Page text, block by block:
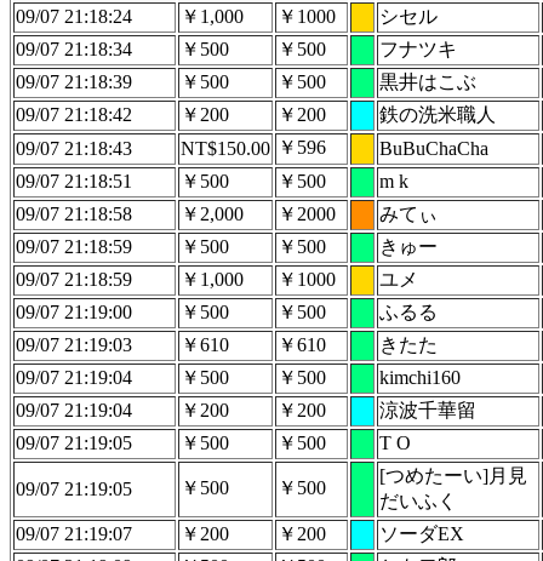
09/07 21:18:24
￥1,000 ￥1000
シセル
09/07 21:18:34
￥500 ￥500
フナツキ
09/07 21:18:39
￥500 ￥500
黒井はこぶ
09/07 21:18:42
￥200 ￥200
鉄の洗米職人
09/07 21:18:43
NT$150.00 ￥596
BuBuChaCha
09/07 21:18:51
￥500 ￥500
m k
09/07 21:18:58
￥2,000 ￥2000
みてぃ
09/07 21:18:59
￥500 ￥500
きゅー
09/07 21:18:59
￥1,000 ￥1000
ユメ
09/07 21:19:00
￥500 ￥500
ふるる
09/07 21:19:03
￥610 ￥610
きたた
09/07 21:19:04
￥500 ￥500
kimchi160
09/07 21:19:04
￥200 ￥200
涼波千華留
09/07 21:19:05
￥500 ￥500 T O
09/07 21:19:05 ￥500 ￥500
[つめたーい]月見
だいふく
09/07 21:19:07
￥200 ￥200
ソーダEX